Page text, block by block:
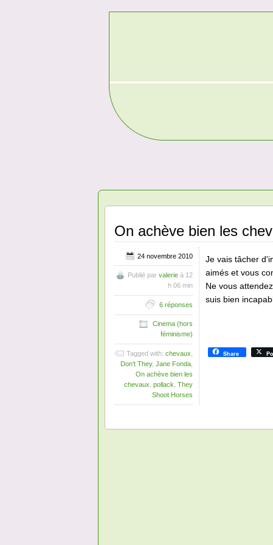
On achève bien les
Je vais tâcher
aimés et vous
Ne vous
suis bien
Share
24 novembre 2010
Publié par valerie à 12
h 06 min
6 réponses
Cinema (hors
féminisme)
Tagged with: chevaux
Don’t They, Jane Fonda
On achève bien les
chevaux pollack They
Shoot Horses